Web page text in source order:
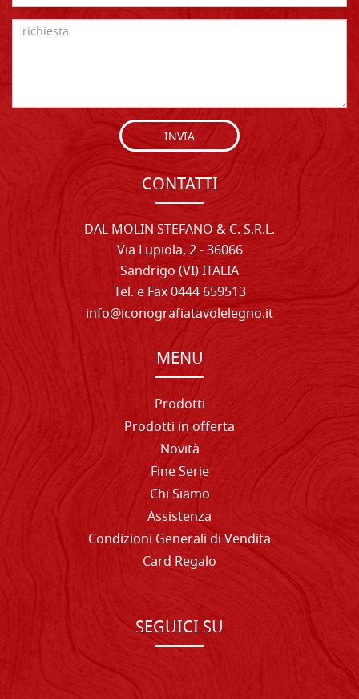
INVIA
CONTATTI
DAL MOLIN STEFANO & C. S.R.L.
Via Lupiola, 2 - 36066
Sandrigo (VI) ITALIA
Tel. e Fax 0444 659513
info@iconografiatavolelegno.it
MENU
Prodotti
Prodotti in offerta
Novità
Fine Serie
Chi Siamo
Assistenza
Condizioni Generali di Vendita
Card Regalo
SEGUICI SU